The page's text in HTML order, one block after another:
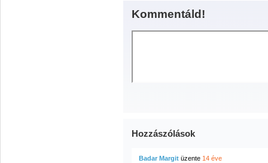
Kommentáld!
Hozzászólások
Badar Margit üzente 14 éve